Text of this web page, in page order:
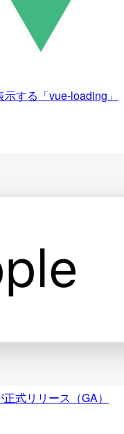
する「vue-loading」
式リリース（GA）